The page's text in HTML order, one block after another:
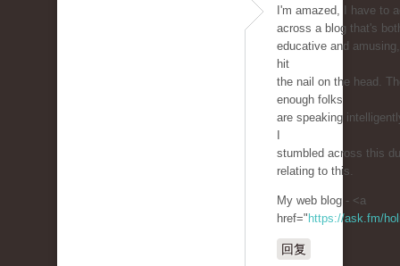
I'm amazed, I have to
across a blog that's
educative and
hit
the nail on the head.
enough folks
are speaking
stumbled across this
relating to this.
My web blog - <a
href=" https://ask.fm/
回复